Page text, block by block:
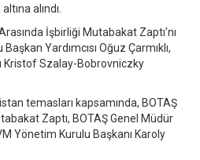
alındı.
İşbirliği Mutabakat Zaptı'nı
Yardımcısı Oğuz Çarmıklı,
Kristof Szalay-Bobrovniczky
temasları kapsamında, BOTAŞ
Zaptı, BOTAŞ Genel Müdür
Yönetim Kurulu Başkanı Karoly